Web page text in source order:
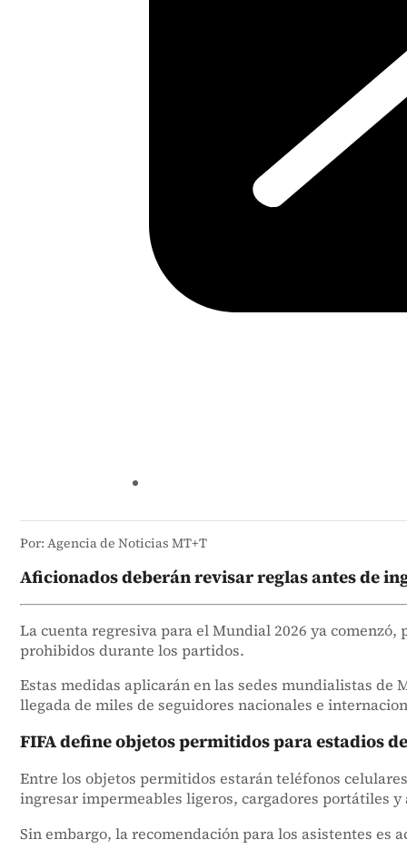
Por: Agencia de Noticias MT+T
Aficionados deberán revisar reglas antes de
La cuenta regresiva para el Mundial 2026 ya comenzó,
prohibidos durante los partidos.
Estas medidas aplicarán en las sedes mundialistas de
llegada de miles de seguidores nacionales e
FIFA define objetos permitidos para estadios
Entre los objetos permitidos estarán teléfonos
ingresar impermeables ligeros, cargadores portátiles
Sin embargo, la recomendación para los asistentes